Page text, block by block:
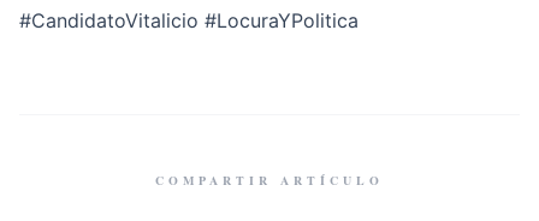
#CandidatoVitalicio #LocuraYPolitica
COMPARTIR ARTÍCULO